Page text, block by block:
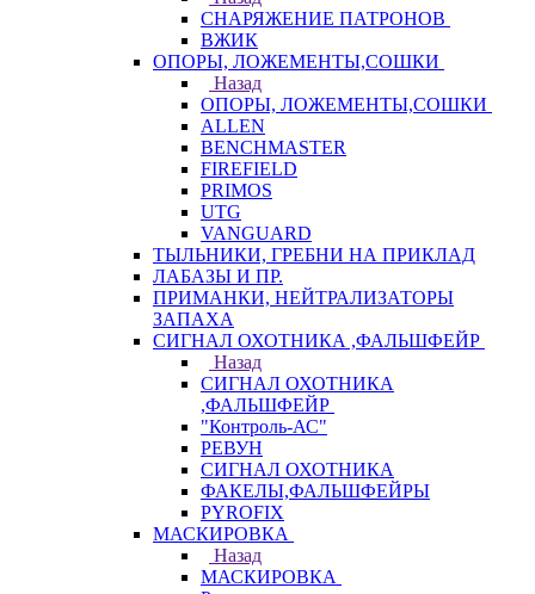
СНАРЯЖЕНИЕ ПАТРОНОВ
ВЖИК
ОПОРЫ, ЛОЖЕМЕНТЫ,СОШКИ
Назад
ОПОРЫ, ЛОЖЕМЕНТЫ,СОШКИ
ALLEN
BENCHMASTER
FIREFIELD
PRIMOS
UTG
VANGUARD
ТЫЛЬНИКИ, ГРЕБНИ НА ПРИКЛАД
ЛАБАЗЫ И ПР.
ПРИМАНКИ, НЕЙТРАЛИЗАТОРЫ
ЗАПАХА
СИГНАЛ ОХОТНИКА ,ФАЛЬШФЕЙР
Назад
СИГНАЛ ОХОТНИКА
,ФАЛЬШФЕЙР
"Контроль-АС"
РЕВУН
СИГНАЛ ОХОТНИКА
ФАКЕЛЫ,ФАЛЬШФЕЙРЫ
PYROFIX
МАСКИРОВКА
Назад
МАСКИРОВКА